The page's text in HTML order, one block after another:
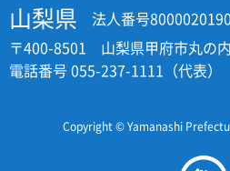
山梨県
法人番号
〒400-8501 山梨県甲府市丸の
電話番号 055-237-1111（代表）
Copyright © Yamanashi